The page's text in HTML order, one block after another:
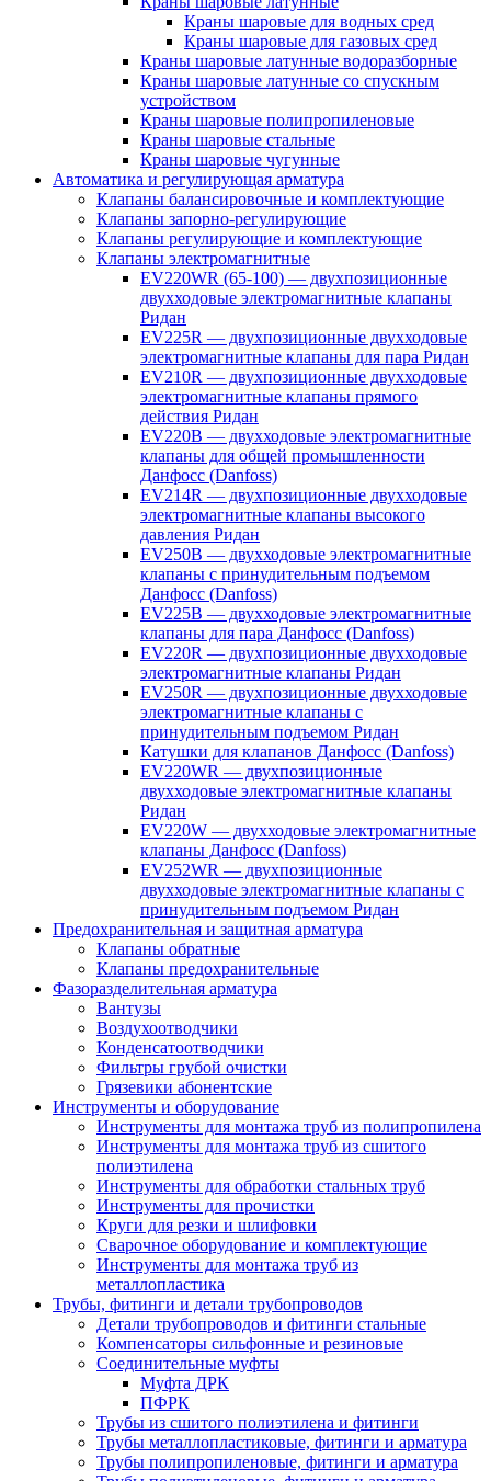
Краны шаровые для водных сред
Краны шаровые для газовых сред
Краны шаровые латунные водоразборные
Краны шаровые латунные со спускным
устройством
Краны шаровые полипропиленовые
Краны шаровые стальные
Краны шаровые чугунные
Автоматика и регулирующая арматура
Клапаны балансировочные и комплектующие
Клапаны запорно-регулирующие
Клапаны регулирующие и комплектующие
Клапаны электромагнитные
EV220WR (65-100) — двухпозиционные
двухходовые электромагнитные клапаны
Ридан
EV225R — двухпозиционные двухходовые
электромагнитные клапаны для пара Ридан
EV210R — двухпозиционные двухходовые
электромагнитные клапаны прямого
действия Ридан
EV220B — двухходовые электромагнитные
клапаны для общей промышленности
Данфосс (Danfoss)
EV214R — двухпозиционные двухходовые
электромагнитные клапаны высокого
давления Ридан
EV250B — двухходовые электромагнитные
клапаны с принудительным подъемом
Данфосс (Danfoss)
EV225B — двухходовые электромагнитные
клапаны для пара Данфосс (Danfoss)
EV220R — двухпозиционные двухходовые
электромагнитные клапаны Ридан
EV250R — двухпозиционные двухходовые
электромагнитные клапаны с
принудительным подъемом Ридан
Катушки для клапанов Данфосс (Danfoss)
EV220WR — двухпозиционные
двухходовые электромагнитные клапаны
Ридан
EV220W — двухходовые электромагнитные
клапаны Данфосс (Danfoss)
EV252WR — двухпозиционные
двухходовые электромагнитные клапаны с
принудительным подъемом Ридан
Предохранительная и защитная арматура
Клапаны обратные
Клапаны предохранительные
Фазоразделительная арматура
Вантузы
Воздухоотводчики
Конденсатоотводчики
Фильтры грубой очистки
Грязевики абонентские
Инструменты и оборудование
Инструменты для монтажа труб из полипропилена
Инструменты для монтажа труб из сшитого
полиэтилена
Инструменты для обработки стальных труб
Инструменты для прочистки
Круги для резки и шлифовки
Сварочное оборудование и комплектующие
Инструменты для монтажа труб из
металлопластика
Трубы, фитинги и детали трубопроводов
Детали трубопроводов и фитинги стальные
Компенсаторы сильфонные и резиновые
Соединительные муфты
Муфта ДРК
ПФРК
Трубы из сшитого полиэтилена и фитинги
Трубы металлопластиковые, фитинги и арматура
Трубы полипропиленовые, фитинги и арматура